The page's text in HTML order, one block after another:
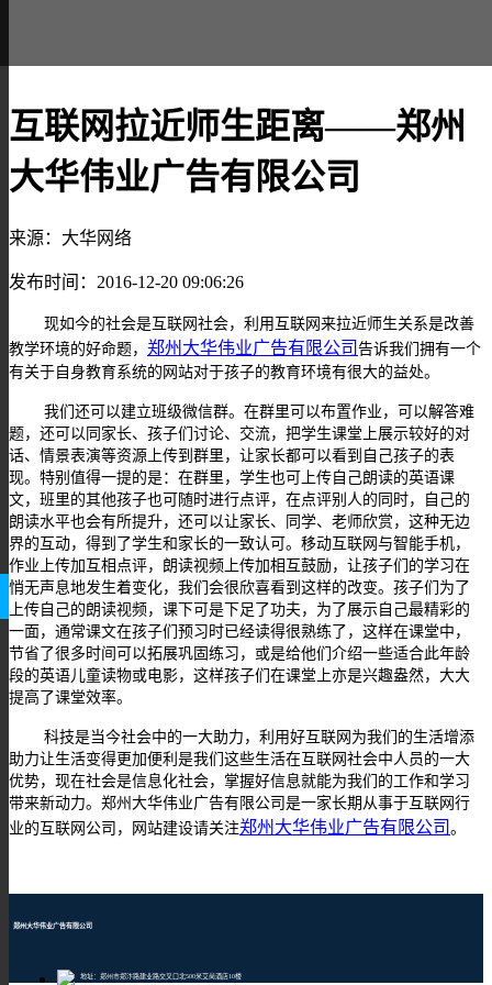
互联网拉近师生距离——郑州
大华伟业广告有限公司
来源：大华网络
发布时间：2016-12-20 09:06:26
现如今的社会是互联网社会，利用互联网来拉近师生关系是改善
教学环境的好命题， 郑州大华伟业广告有限公司 告诉我们拥有一个
有关于自身教育系统的网站对于孩子的教育环境有很大的益处。
我们还可以建立班级微信群。在群里可以布置作业，可以解答难
题，还可以同家长、孩子们讨论、交流，把学生课堂上展示较好的对
话、情景表演等资源上传到群里，让家长都可以看到自己孩子的表
现。特别值得一提的是：在群里，学生也可上传自己朗读的英语课
文，班里的其他孩子也可随时进行点评，在点评别人的同时，自己的
朗读水平也会有所提升，还可以让家长、同学、老师欣赏，这种无边
界的互动，得到了学生和家长的一致认可。移动互联网与智能手机，
作业上传加互相点评，朗读视频上传加相互鼓励，让孩子们的学习在
悄无声息地发生着变化，我们会很欣喜看到这样的改变。孩子们为了
上传自己的朗读视频，课下可是下足了功夫，为了展示自己最精彩的
一面，通常课文在孩子们预习时已经读得很熟练了，这样在课堂中，
节省了很多时间可以拓展巩固练习，或是给他们介绍一些适合此年龄
段的英语儿童读物或电影，这样孩子们在课堂上亦是兴趣盎然，大大
提高了课堂效率。
科技是当今社会中的一大助力，利用好互联网为我们的生活增添
助力让生活变得更加便利是我们这些生活在互联网社会中人员的一大
优势，现在社会是信息化社会，掌握好信息就能为我们的工作和学习
带来新动力。郑州大华伟业广告有限公司是一家长期从事于互联网行
业的互联网公司，网站建设请关注郑州大华伟业广告有限公司 。
郑州大华伟业广告有限公司
地址：郑州市郑汴路建业路交叉口北500米艾尚酒店10楼